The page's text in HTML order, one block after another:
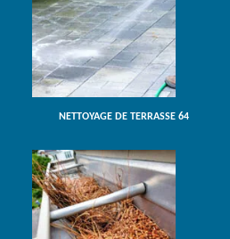
NETTOYAGE DE TERRASSE 64